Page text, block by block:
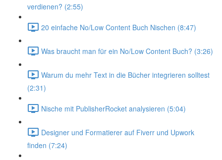
verdienen? (2:55)
20 einfache No/Low Content Buch Nischen (8:47)
Was braucht man für ein No/Low Content Buch? (3:26)
Warum du mehr Text in die Bücher integrieren solltest
(2:31)
Nische mit PublisherRocket analysieren (5:04)
Designer und Formatierer auf Fiverr und Upwork
finden (7:24)